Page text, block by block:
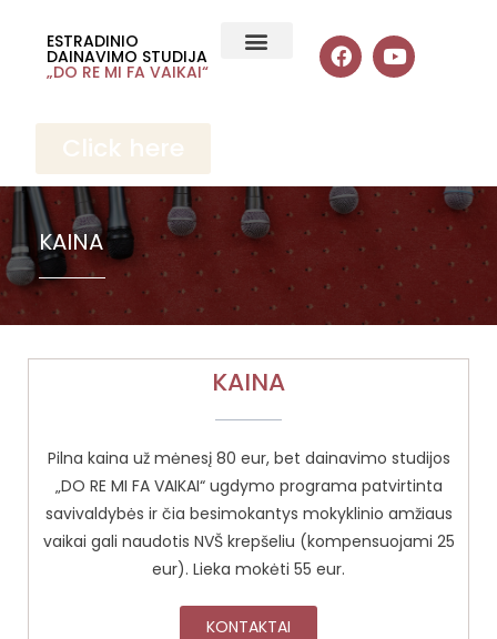
ESTRADINIO
DAINAVIMO STUDIJA
„DO RE MI FA VAIKAI“
Click here
KAINA
KAINA
Pilna kaina už mėnesį 80 eur, bet dainavimo studijos
„DO RE MI FA VAIKAI“ ugdymo programa patvirtinta
savivaldybės ir čia besimokantys mokyklinio amžiaus
vaikai gali naudotis NVŠ krepšeliu (kompensuojami 25
eur). Lieka mokėti 55 eur.
KONTAKTAI